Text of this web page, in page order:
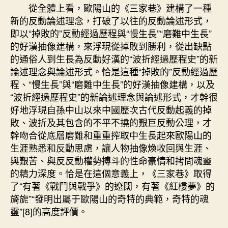
從全體上看，歐陽山的《三家巷》建構了一種
新的反動論述理念，打破了以往的反動論述形式，
即以“掉敗的”反動經過歷程與“慢生長”“磨難中生長”
的好漢抽像建構，來浮現從掉敗到勝利，從出缺點
的通俗人到生長為反動好漢的“波折經過歷程史”的新
論述理念與論述形式。恰是這種“掉敗的”反動經過歷
程、“慢生長”與“磨難中生長”的好漢抽像建構，以及
“波折經過歷程史”的新論述理念與論述形式，才幹很
好地浮現自孫中山以來中國歷次古代反動起義的掉
敗、波折及其包含的不平不撓的艱巨反動公理，才
幹吻合從底層磨難和重重搾取中生長起來歐陽山的
生涯熟悉和反動思慮，讓人物抽像煥收回與生涯、
與艱苦、與反反動權勢搏斗的性命豪情和拷問魂靈
的精力深度。恰是在這個意義上，《三家巷》取得
了“有著《戰鬥與戰爭》的遼闊，有著《紅樓夢》的
旖旎”“發明出屬于歐陽山的奇特的典範，奇特的魂
靈”[8]的高度評價。